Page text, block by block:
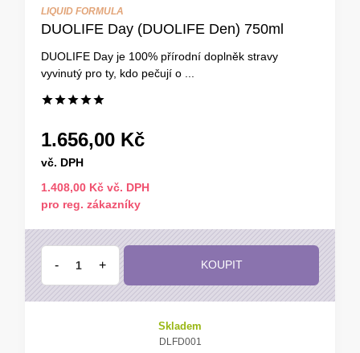
LIQUID FORMULA
DUOLIFE Day (DUOLIFE Den) 750ml
DUOLIFE Day je 100% přírodní doplněk stravy
vyvinutý pro ty, kdo pečují o ...
1.656,00 Kč
vč. DPH
1.408,00 Kč vč. DPH
pro reg. zákazníky
- + KOUPIT
Skladem
DLFD001